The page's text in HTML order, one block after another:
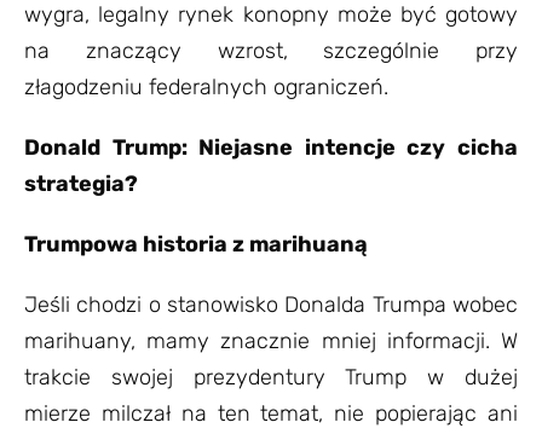
wygra, legalny rynek konopny może być gotowy
na znaczący wzrost, szczególnie przy
złagodzeniu federalnych ograniczeń.
Donald Trump: Niejasne intencje czy cicha
strategia?
Trumpowa historia z marihuaną
Jeśli chodzi o stanowisko Donalda Trumpa wobec
marihuany, mamy znacznie mniej informacji. W
trakcie swojej prezydentury Trump w dużej
mierze milczał na ten temat, nie popierając ani